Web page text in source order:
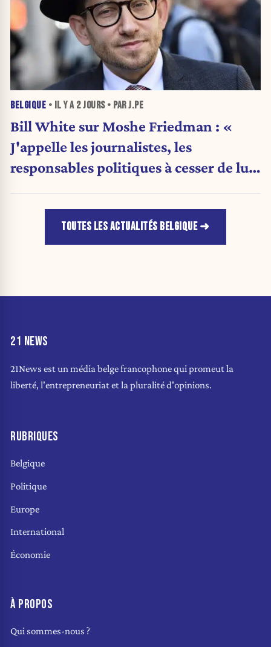
BELGIQUE • IL Y A 2 JOURS• PAR J.PE
Bill White sur Moshe Friedman : «
J'appelle les journalistes, les
responsables politiques à cesser de lui
TOUTES LES ACTUALITÉS BELGIQUE
21 NEWS
21News est un média belge francophone qui promeut la
liberté, l'entrepreneuriat et la pluralité d'opinions.
RUBRIQUES
Belgique
Politique
Europe
International
Économie
À PROPOS
Qui sommes-nous ?